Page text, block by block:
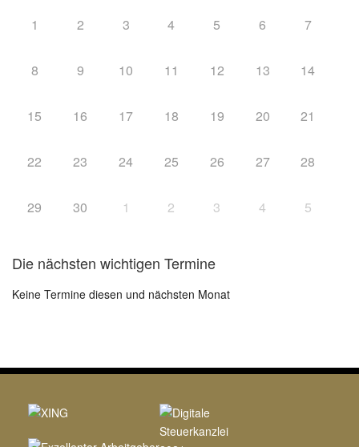
1 2 3 4 5 6 7
8 9 10 11 12 13 14
15 16 17 18 19 20 21
22 23 24 25 26 27 28
29 30 1 2 3 4 5
Die nächsten wichtigen Termine
Keine Termine diesen und nächsten Monat